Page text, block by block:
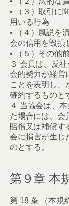
• （３）取引に
用いる行為
• （４）風説を
会の信用を毀損
• （５）その他
３ 会員は、反
会的勢力が経営
ことを表明し、
確約するものと
４ 当協会は、
た場合には、会
賠償又は補償す
会に損害が生じ
のとする。
第９章 本
第 18 条 （本規